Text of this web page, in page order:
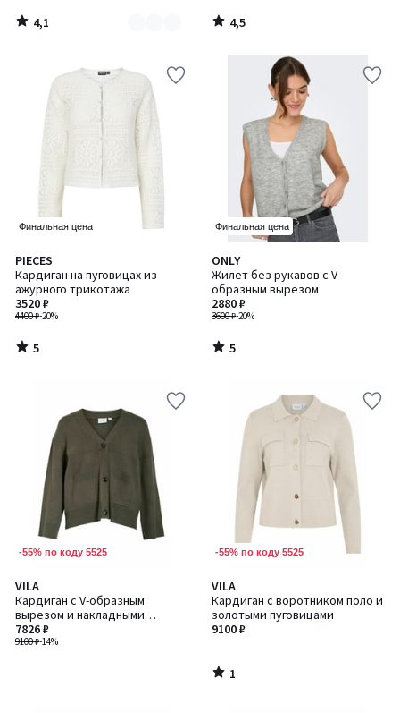
4,1
/
4,5
/
Финальная цена
PIECES
Кардиган на пуговицах из
ажурного трикотажа
4400 ₽-20%
3520 ₽
5
/
5
5
/
Финальная цена
ONLY
Жилет без рукавов с V-
образным вырезом
3600 ₽-20%
2880 ₽
5
/
5
5
/
-55% по коду 5525
VILA
Кардиган с V-образным
вырезом и накладными
карманами
9100 ₽-14%
7826 ₽
-55% по коду 5525
VILA
Кардиган с воротником поло и
золотыми пуговицами
9100 ₽
1
/
5
1
/